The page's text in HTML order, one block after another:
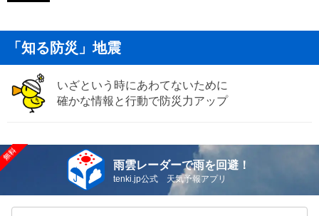
「知る防災」地震
いざという時にあわてないために
確かな情報と行動で防災力アップ
雨雲レーダーで雨を回避！
tenki.jp公式 天気予報アプリ